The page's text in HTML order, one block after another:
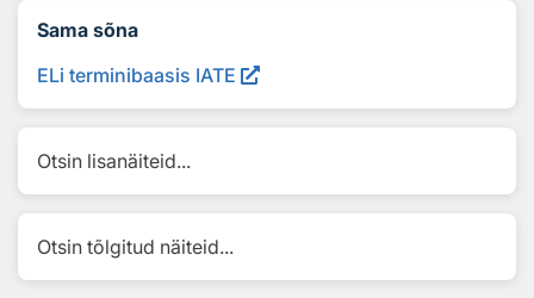
Sama sõna
ELi terminibaasis IATE
Otsin lisanäiteid...
Otsin tõlgitud näiteid...